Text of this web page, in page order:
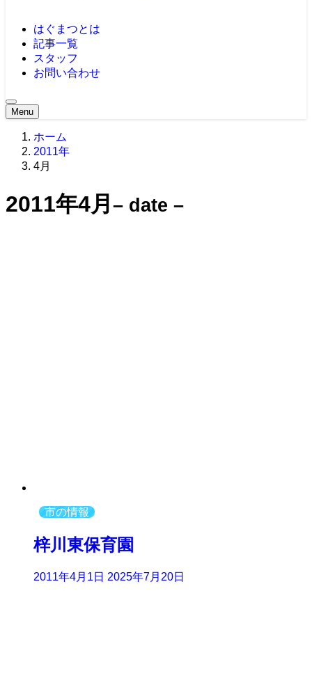
はぐまつとは
記事一覧
スタッフ
お問い合わせ
Menu
ホーム
2011年
4月
2011年4月 – date –
市の情報
梓川東保育園
2011年4月1日 2025年7月20日